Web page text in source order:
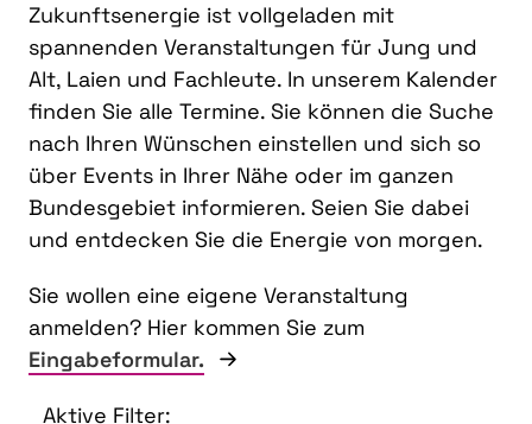
Zukunftsenergie ist vollgeladen mit
spannenden Veranstaltungen für Jung und
Alt, Laien und Fachleute. In unserem Kalender
finden Sie alle Termine. Sie können die Suche
nach Ihren Wünschen einstellen und sich so
über Events in Ihrer Nähe oder im ganzen
Bundesgebiet informieren. Seien Sie dabei
und entdecken Sie die Energie von morgen.
Sie wollen eine eigene Veranstaltung
anmelden? Hier kommen Sie zum
Eingabeformular.
Aktive Filter: